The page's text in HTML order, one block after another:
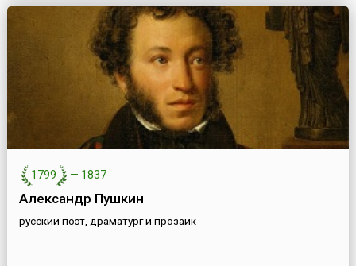
1799 — 1837
Александр Пушкин
русский поэт, драматург и прозаик